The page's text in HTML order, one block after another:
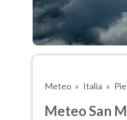
Meteo Italia
Meteo San